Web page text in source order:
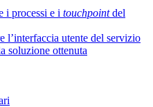
i processi e i touchpointdel
l’interfaccia utente del servizio
soluzione ottenuta